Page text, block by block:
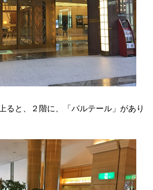
ると、２階に、「パルテール」があり